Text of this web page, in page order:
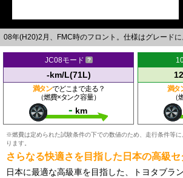
08年(H20)2月、FMC時のフロント。仕様はグレード
JC08モード
-km/L(71L)
満タンでどこまで走る？
（燃費×タンク容量）
- km
満タ
（
※燃費は定められた試験条件の下での数値のため、走行条件等
ります。
さらなる快適さを目指した日本の高級セ
日本に最適な高級車を目指した、トヨタブラ